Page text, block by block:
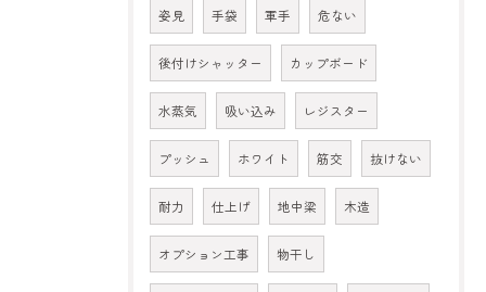
姿見 手袋 軍手 危ない
後付けシャッター カップボード
水蒸気 吸い込み レジスター
プッシュ ホワイト 筋交 抜けない
耐力 仕上げ 地中梁 木造
オプション工事 物干し